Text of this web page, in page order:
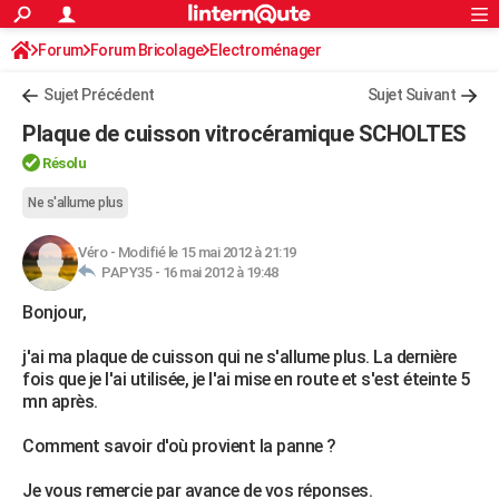
ACTUALITÉS
Politique
Société
Faits Divers
Education
Monde
Villes
+
Programme TV
TNTStreaming
Cinéma
Sorties cinéma
Musique
+FINANCE
Retraite
Impôts
Epargne
Immobilier
Risques naturels par ville
Banque
Assurance
Crédit
AUTO
Essais
Réserver un essai
Citadines
Berlines
SUV
Forum auto
+
HIGH-TECH
Mobiles
Meilleur smartphone
Internet
Ordinateurs
Jeux vidéo
Guide high-tech
Guides de France
Escapades
Patrimoine
Expositions
Musées
Week-end nature
+LIFESTYLE
SANTE
VOYAGE
S'inscrire
Connexion
Forum Forum Bricolage Electroménager
Sujet Précédent Sujet Suivant
Plaque de cuisson vitrocéramique SCHOLTES
Résolu
Ne s'allume plus
Véro- Modifié le 15 mai 2012 à 21:19
PAPY35 - 16 mai 2012 à 19:48
Bonjour,
j'ai ma plaque de cuisson qui ne s'allume plus. La dernière
fois que je l'ai utilisée, je l'ai mise en route et s'est éteinte 5
mn après.
Comment savoir d'où provient la panne ?
Je vous remercie par avance de vos réponses.